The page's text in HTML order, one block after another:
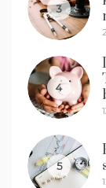
3
4
5